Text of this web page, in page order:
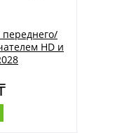
HD и